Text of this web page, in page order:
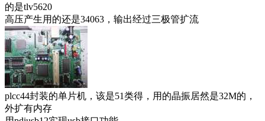
的是tlv5620
高压产生用的还是34063，输出经过三极管扩流
plcc44封装的单片机，该是51类得，用的晶振居然是32M的，
外扩有内存